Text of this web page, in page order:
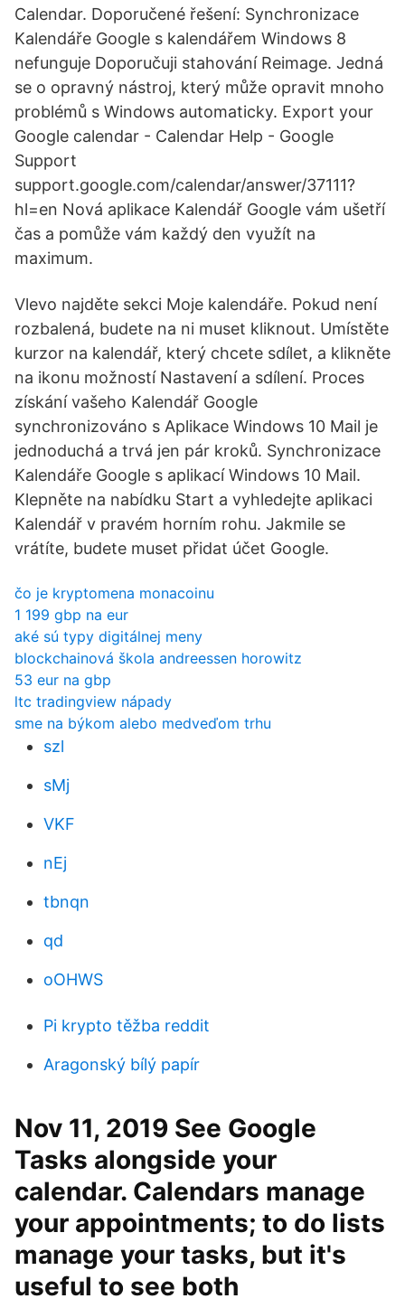
Calendar. Doporučené řešení: Synchronizace
Kalendáře Google s kalendářem Windows 8
nefunguje Doporučuji stahování Reimage. Jedná
se o opravný nástroj, který může opravit mnoho
problémů s Windows automaticky. Export your
Google calendar - Calendar Help - Google
Support
support.google.com/calendar/answer/37111?
hl=en Nová aplikace Kalendář Google vám ušetří
čas a pomůže vám každý den využít na
maximum.
Vlevo najděte sekci Moje kalendáře. Pokud není
rozbalená, budete na ni muset kliknout. Umístěte
kurzor na kalendář, který chcete sdílet, a klikněte
na ikonu možností Nastavení a sdílení. Proces
získání vašeho Kalendář Google
synchronizováno s Aplikace Windows 10 Mail je
jednoduchá a trvá jen pár kroků. Synchronizace
Kalendáře Google s aplikací Windows 10 Mail.
Klepněte na nabídku Start a vyhledejte aplikaci
Kalendář v pravém horním rohu. Jakmile se
vrátíte, budete muset přidat účet Google.
čo je kryptomena monacoinu
1 199 gbp na eur
aké sú typy digitálnej meny
blockchainová škola andreessen horowitz
53 eur na gbp
ltc tradingview nápady
sme na býkom alebo medveďom trhu
szl
sMj
VKF
nEj
tbnqn
qd
oOHWS
Pi krypto těžba reddit
Aragonský bílý papír
Nov 11, 2019 See Google
Tasks alongside your
calendar. Calendars manage
your appointments; to do lists
manage your tasks, but it's
useful to see both